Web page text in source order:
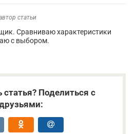
статьи
Сравниваю характеристики
с выбором.
статья? Поделиться с